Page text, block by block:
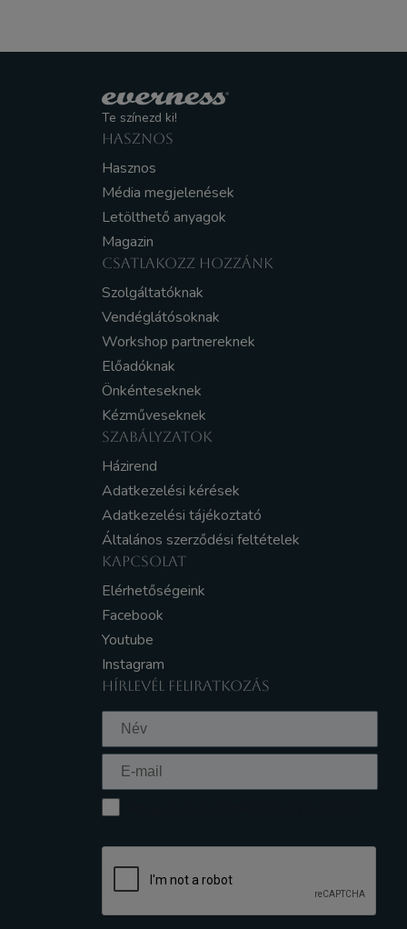
Te színezd ki!
HASZNOS
Hasznos
Média megjelenések
Letölthető anyagok
Magazin
CSATLAKOZZ HOZZÁNK
Szolgáltatóknak
Vendéglátósoknak
Workshop partnereknek
Előadóknak
Önkénteseknek
Kézműveseknek
SZABÁLYZATOK
Házirend
Adatkezelési kérések
Adatkezelési tájékoztató
Általános szerződési feltételek
KAPCSOLAT
Elérhetőségeink
Facebook
Youtube
Instagram
HÍRLEVÉL FELIRATKOZÁS